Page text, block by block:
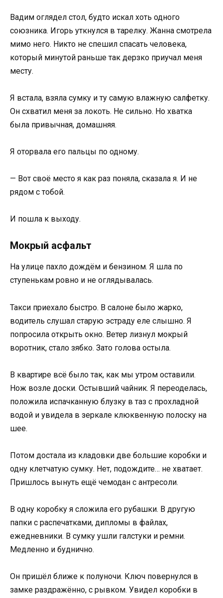
Вадим оглядел стол, будто искал хоть одного
союзника. Игорь уткнулся в тарелку. Жанна смотрела
мимо него. Никто не спешил спасать человека,
который минутой раньше так дерзко приучал меня
месту.
Я встала, взяла сумку и ту самую влажную салфетку.
Он схватил меня за локоть. Не сильно. Но хватка
была привычная, домашняя.
Я оторвала его пальцы по одному.
— Вот своё место я как раз поняла, сказала я. И не
рядом с тобой.
И пошла к выходу.
Мокрый асфальт
На улице пахло дождём и бензином. Я шла по
ступенькам ровно и не оглядывалась.
Такси приехало быстро. В салоне было жарко,
водитель слушал старую эстраду еле слышно. Я
попросила открыть окно. Ветер лизнул мокрый
воротник, стало зябко. Зато голова остыла.
В квартире всё было так, как мы утром оставили.
Нож возле доски. Остывший чайник. Я переоделась,
положила испачканную блузку в таз с прохладной
водой и увидела в зеркале клюквенную полоску на
шее.
Потом достала из кладовки две большие коробки и
одну клетчатую сумку. Нет, подождите… не хватает.
Пришлось вынуть ещё чемодан с антресоли.
В одну коробку я сложила его рубашки. В другую
папки с распечатками, дипломы в файлах,
ежедневники. В сумку ушли галстуки и ремни.
Медленно и буднично.
Он пришёл ближе к полуночи. Ключ повернулся в
замке раздражённо, с рывком. Увидел коробки в